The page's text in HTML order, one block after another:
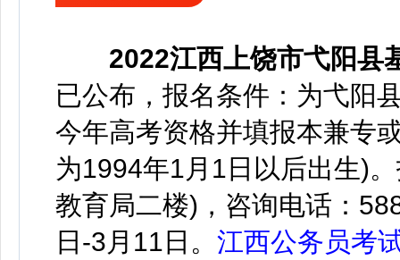
2022江西上饶市弋阳县
已公布， 报名条件：为弋阳
今年高考资格并填报本兼专
为1994年1月1日以后出生)
教育局二楼)，咨询电话：
日-3月11日。 江西公务员考